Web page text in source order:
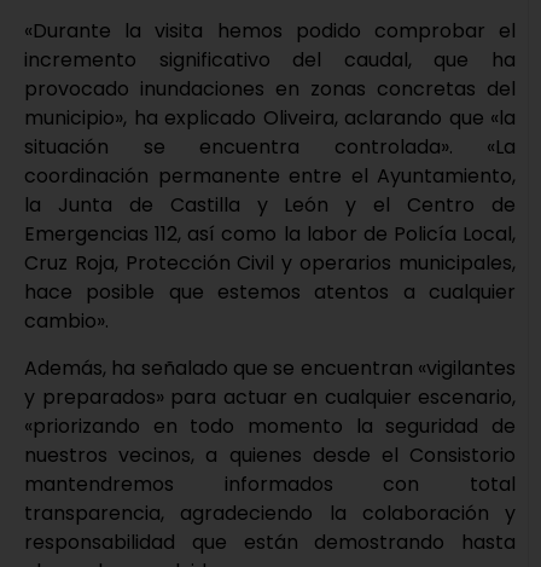
«Durante la visita hemos podido comprobar el
incremento significativo del caudal, que ha
provocado inundaciones en zonas concretas del
municipio», ha explicado Oliveira, aclarando que «la
situación se encuentra controlada». «La
coordinación permanente entre el Ayuntamiento,
la Junta de Castilla y León y el Centro de
Emergencias 112, así como la labor de Policía Local,
Cruz Roja, Protección Civil y operarios municipales,
hace posible que estemos atentos a cualquier
cambio».
Además, ha señalado que se encuentran «vigilantes
y preparados» para actuar en cualquier escenario,
«priorizando en todo momento la seguridad de
nuestros vecinos, a quienes desde el Consistorio
mantendremos informados con total
transparencia, agradeciendo la colaboración y
responsabilidad que están demostrando hasta